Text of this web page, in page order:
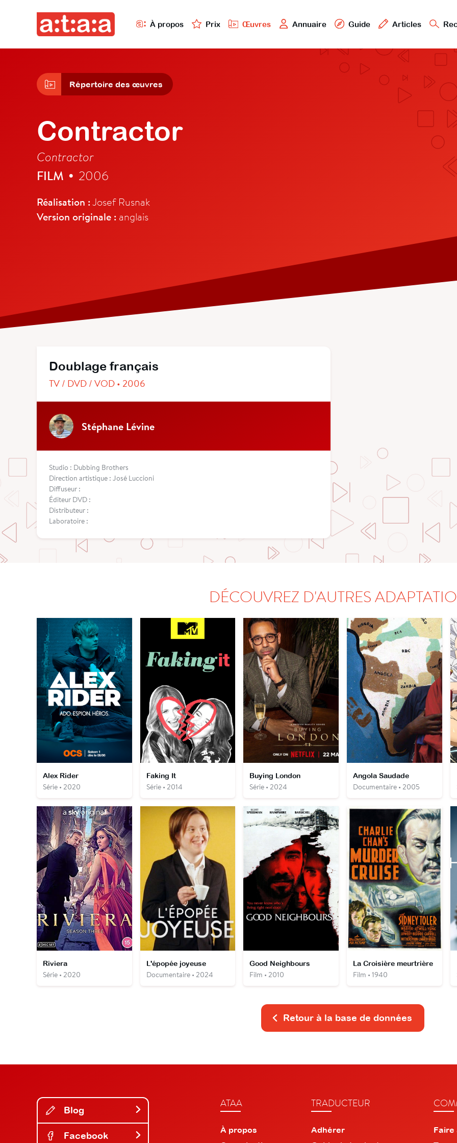
À propos Prix Œuvres Annuaire Guide Articles
Répertoire des œuvres
Contractor
Contractor
FILM • 2006
Réalisation :Josef Rusnak
Version originale : anglais
Doublage français
TV / DVD / VOD • 2006
Stéphane Lévine
Studio : Dubbing Brothers
Direction artistique : José Luccioni
Diffuseur :
Éditeur DVD :
Distributeur :
Laboratoire :
DÉCOUVREZ D'AUTRES
Alex Rider
Série • 2020
Faking It
Série • 2014
Buying London
Série • 2024
Angola Saudade
Documentaire • 2005
Riviera
Série • 2020
L'épopée joyeuse
Documentaire • 2024
Good Neighbours
Film • 2010
La Croisière meurtrière
Film • 1940
Retour à la base de données
Blog
Facebook
ATAA
À propos
TRADUCTEUR
Adhérer